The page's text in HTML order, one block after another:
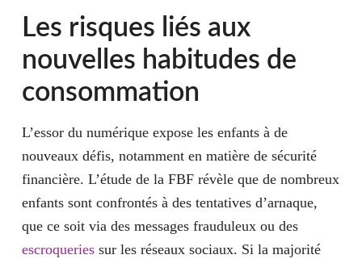
Les risques liés aux
nouvelles habitudes de
consommation
L’essor du numérique expose les enfants à de
nouveaux défis, notamment en matière de sécurité
financière. L’étude de la FBF révèle que de nombreux
enfants sont confrontés à des tentatives d’arnaque,
que ce soit via des messages frauduleux ou des
escroqueriessur les réseaux sociaux. Si la majorité